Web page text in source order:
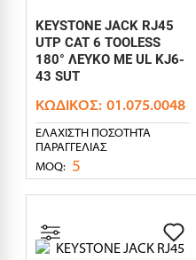
KEYSTONE JACK RJ45
UTP CAT 6 TOOLESS
180° ΛΕΥΚΟ ΜΕ UL KJ6-
43 SUT
ΚΩΔΙΚΌΣ: 01.075.0048
ΕΛΆΧΙΣΤΗ ΠΟΣΌΤΗΤΑ
ΠΑΡΑΓΓΕΛΊΑΣ
MOQ: 5